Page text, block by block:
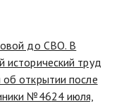
до СВО. В
исторический труд
открытии после
№4624 июля,